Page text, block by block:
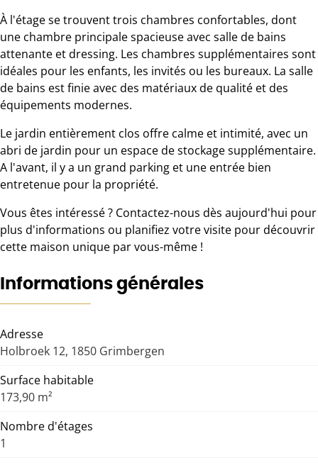
À l'étage se trouvent trois chambres confortables, dont
une chambre principale spacieuse avec salle de bains
attenante et dressing. Les chambres supplémentaires sont
idéales pour les enfants, les invités ou les bureaux. La salle
de bains est finie avec des matériaux de qualité et des
équipements modernes.
Le jardin entièrement clos offre calme et intimité, avec un
abri de jardin pour un espace de stockage supplémentaire.
A l'avant, il y a un grand parking et une entrée bien
entretenue pour la propriété.
Vous êtes intéressé ? Contactez-nous dès aujourd'hui pour
plus d'informations ou planifiez votre visite pour découvrir
cette maison unique par vous-même !
Informations générales
Adresse
Holbroek 12, 1850 Grimbergen
Surface habitable
173,90 m²
Nombre d'étages
1